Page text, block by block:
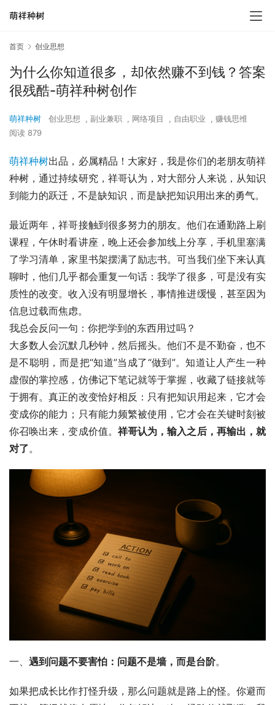
首页 创业思想
为什么你知道很多，却依然赚不到钱？答案
很残酷-萌祥种树创作
萌祥种树 创业思想 , 副业兼职 , 网络项目 , 自由职业 , 赚钱思维
阅读 879
萌祥种树出品，必属精品！大家好，我是你们的老朋友萌祥
种树，通过持续研究，祥哥认为，对大部分人来说，从知识
到能力的跃迁，不是缺知识，而是缺把知识用出来的勇气。
最近两年，祥哥接触到很多努力的朋友。他们在通勤路上刷
课程，午休时看讲座，晚上还会参加线上分享，手机里塞满
了学习清单，家里书架摆满了励志书。可当我们坐下来认真
聊时，他们几乎都会重复一句话：我学了很多，可是没有实
质性的改变。收入没有明显增长，事情推进缓慢，甚至因为
信息过载而焦虑。
我总会反问一句：你把学到的东西用过吗？
大多数人会沉默几秒钟，然后摇头。他们不是不勤奋，也不
是不聪明，而是把“知道”当成了“做到”。知道让人产生一种
虚假的掌控感，仿佛记下笔记就等于掌握，收藏了链接就等
于拥有。真正的改变恰好相反：只有把知识用起来，它才会
变成你的能力；只有能力频繁被使用，它才会在关键时刻被
你召唤出来，变成价值。 祥哥认为，输入之后，再输出，就
对了。
一、 遇到问题不要害怕：问题不是墙，而是台阶。
如果把成长比作打怪升级，那么问题就是路上的怪。你避而